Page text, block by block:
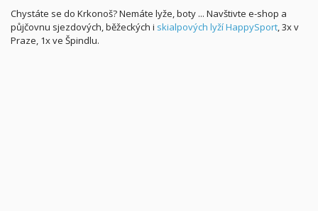
Chystáte se do Krkonoš? Nemáte lyže, boty ... Navštivte e-shop a
půjčovnu sjezdových, běžeckých i skialpových lyží HappySport, 3x v
Praze, 1x ve Špindlu.